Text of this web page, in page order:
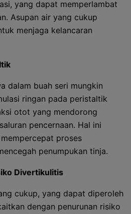
yang dapat memperlambat
Asupan air yang cukup
menjaga kelancaran
dalam buah seri mungkin
ringan pada peristaltik
otot yang mendorong
pencernaan. Hal ini
proses
penumpukan tinja.
Divertikulitis
cukup, yang dapat diperoleh
dengan penurunan risiko